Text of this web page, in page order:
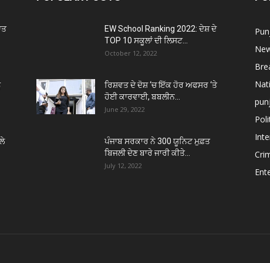
EW School Ranking 2022: ਦੇਸ਼ ਦੇ
TOP 10 ਸਕੂਲਾਂ ਦੀ ਲਿਸਟ...
October 12, 2022
ਰਿਸ਼ਵਤ ਦੇ ਦੋਸ਼ ‘ਚ ਇੱਕ ਹੋਰ ਅਫਸਰ ‘ਤੇ
ਹੋਈ ਕਾਰਵਾਈ, ਬਬਲੀਨ...
June 29, 2022
ਪੰਜਾਬ ਸਰਕਾਰ ਨੇ 300 ਯੂਨਿਟ ਮੁਫ਼ਤ
ਬਿਜਲੀ ਦੇਣ ਬਾਰੇ ਜਾਰੀ ਕੀਤੇ...
July 12, 2022